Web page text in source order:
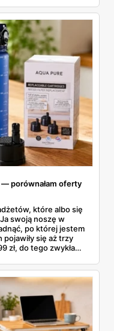
— porównałam oferty
które albo się
swoją noszę w
po której jestem
się aż trzy
zł, do tego zwykła
taki zakup faktycznie